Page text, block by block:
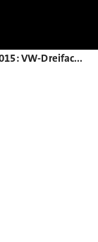
WRC Rallye Deutschland 2015: VW-Dreifachsieg